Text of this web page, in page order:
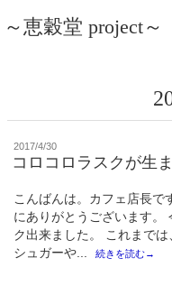
～恵穀堂 project～
投
稿
日:
2017/4/30
コロコロラスクが生
こんばんは。カフェ店長で
にありがとうございます。
ク出来ました。 これまで
シュガーや...
続きを読む→